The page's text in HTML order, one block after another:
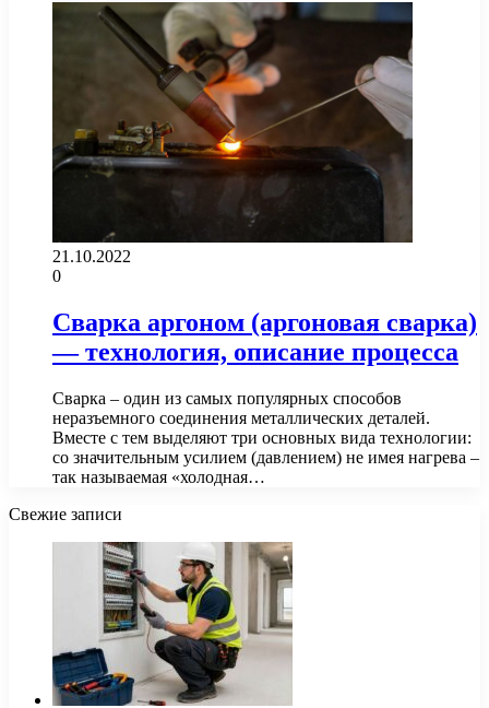
21.10.2022
0
Сварка аргоном (аргоновая сварка)
— технология, описание процесса
Сварка – один из самых популярных способов
неразъемного соединения металлических деталей.
Вместе с тем выделяют три основных вида технологии:
со значительным усилием (давлением) не имея нагрева –
так называемая «холодная…
Свежие записи